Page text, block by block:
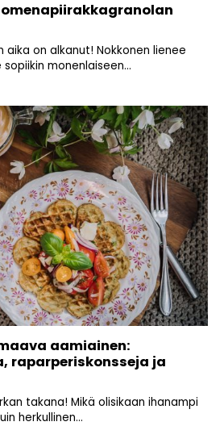
aika on alkanut! Nokkonen lienee
monenlaiseen...
aamiainen:
raparperiskonsseja ja
takana! Mikä olisikaan ihanampi
herkullinen...